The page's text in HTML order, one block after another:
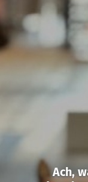
Ach,